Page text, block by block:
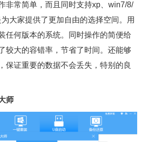
非常简单，而且同时支持xp、win7/8/
大家提供了更加自由的选择空间。用
任何版本的系统。同时操作的简便给
较大的容错率，节省了时间。还能够
保证重要的数据不会丢失，特别的良
师